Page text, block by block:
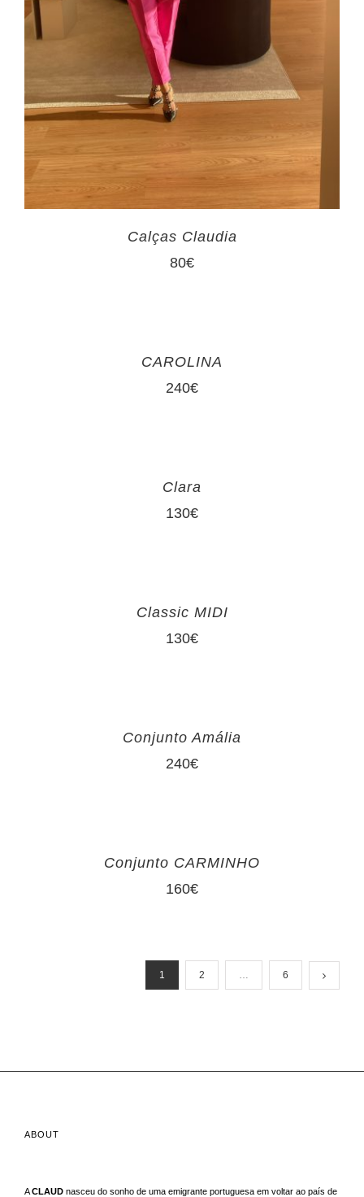
Calças Claudia
80€
CAROLINA
240€
Clara
130€
Classic MIDI
130€
Conjunto Amália
240€
Conjunto CARMINHO
160€
1 2 … 6
ABOUT
ACLAUD nasceu do sonho de uma emigrante portuguesa em voltar ao país de